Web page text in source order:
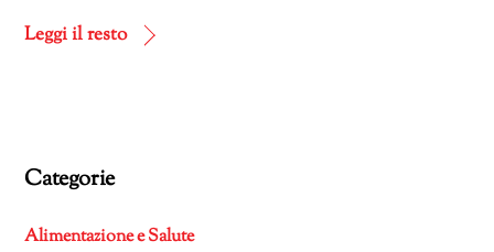
corso…
Leggi il resto
Categorie
Alimentazione e Salute